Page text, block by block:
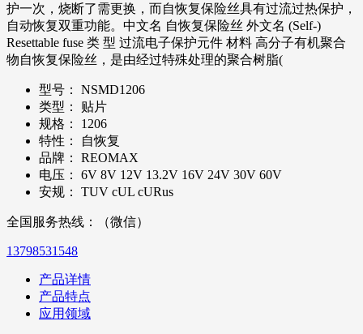
护一次，烧断了需更换，而自恢复保险丝具有过流过热保护，
自动恢复双重功能。中文名 自恢复保险丝 外文名 (Self-)
Resettable fuse 类 型 过流电子保护元件 材料 高分子有机聚合
物自恢复保险丝，是由经过特殊处理的聚合树脂(
型号：
NSMD1206
类型：
贴片
规格：
1206
特性：
自恢复
品牌：
REOMAX
电压：
6V 8V 12V 13.2V 16V 24V 30V 60V
安规：
TUV cUL cURus
全国服务热线：（微信）
13798531548
产品详情
产品特点
应用领域